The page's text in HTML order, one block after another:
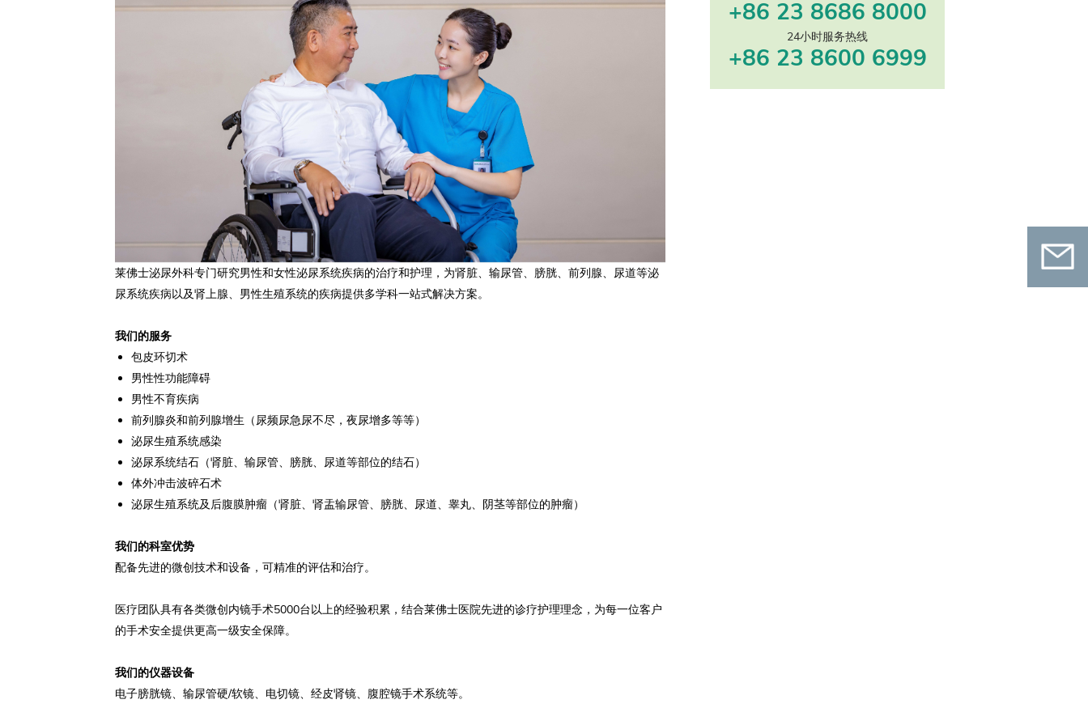
莱佛士泌尿外科专门研究男性和女性泌尿系统疾病的治疗和护理，为肾脏、输尿管、膀胱、前列腺、尿道等泌
尿系统疾病以及肾上腺、男性生殖系统的疾病提供多学科一站式解决方案。
我们的服务
包皮环切术
男性性功能障碍
男性不育疾病
前列腺炎和前列腺增生（尿频尿急尿不尽，夜尿增多等等）
泌尿生殖系统感染
泌尿系统结石（肾脏、输尿管、膀胱、尿道等部位的结石）
体外冲击波碎石术
泌尿生殖系统及后腹膜肿瘤（肾脏、肾盂输尿管、膀胱、尿道、睾丸、阴茎等部位的肿瘤）
我们的科室优势
配备先进的微创技术和设备，可精准的评估和治疗。
医疗团队具有各类微创内镜手术5000台以上的经验积累，结合莱佛士医院先进的诊疗护理理念，为每一位客户
的手术安全提供更高一级安全保障。
我们的仪器设备
电子膀胱镜、输尿管硬/软镜、电切镜、经皮肾镜、腹腔镜手术系统等。
+86 23 8686 8000
24小时服务热线
+86 23 8600 6999